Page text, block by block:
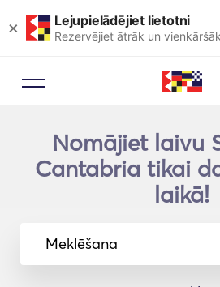
× Lejupielādējiet lietotni
Rezervējiet ātrāk un vienkāršāk
Nomājiet laivu
Cantabria tikai
laikā!
Meklēšana